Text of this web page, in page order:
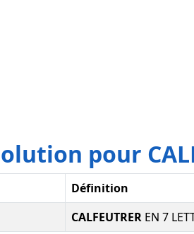
pour
Définition
CALFEUTRER EN 7